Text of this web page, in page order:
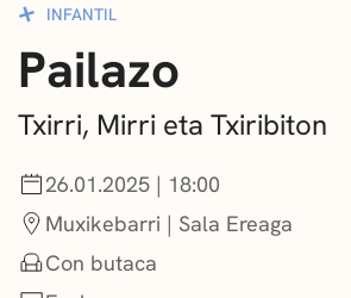
NOTICIAS
GETXO KULTURA
ASOCIACIONES CULTURALES
INFANTIL
Pailazo
Txirri, Mirri eta Txiribiton
26.01.2025 | 18:00
Muxikebarri | Sala Ereaga
Con butaca